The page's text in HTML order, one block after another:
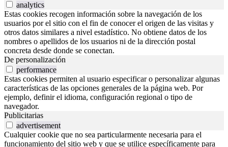
analytics
Estas cookies recogen información sobre la navegación de los
usuarios por el sitio con el fin de conocer el origen de las visitas y
otros datos similares a nivel estadístico. No obtiene datos de los
nombres o apellidos de los usuarios ni de la dirección postal
concreta desde donde se conectan.
De personalización
performance
Estas cookies permiten al usuario especificar o personalizar algunas
características de las opciones generales de la página web. Por
ejemplo, definir el idioma, configuración regional o tipo de
navegador.
Publicitarias
advertisement
Cualquier cookie que no sea particularmente necesaria para el
funcionamiento del sitio web y que se utilice específicamente para